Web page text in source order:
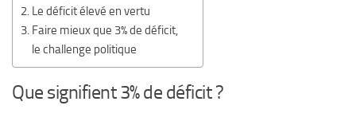
Le déficit élevé en vertu
Faire mieux que 3% de déficit,
le challenge politique
Que signifient 3% de déficit ?